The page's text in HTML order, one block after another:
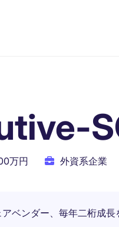
万円 外資系企業
ベンダー、毎年二桁成